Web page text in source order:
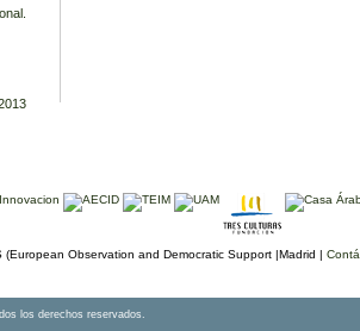
(European Observation and Democratic Support |Madrid |
los derechos reservados.